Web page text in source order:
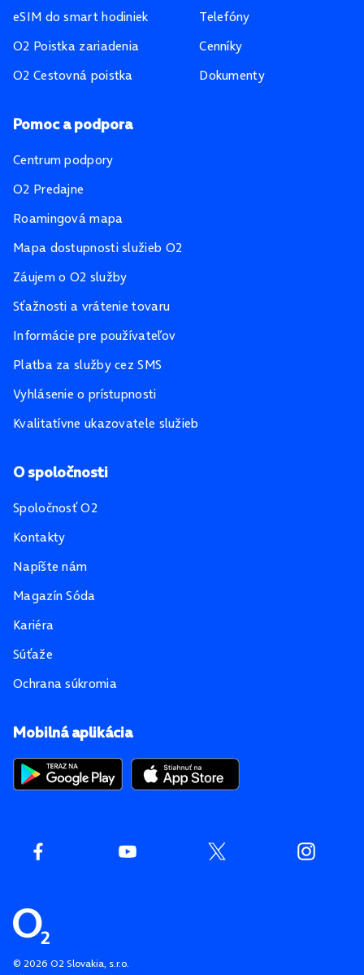
© 2026 O2 Slovakia, s.r.o.
Mobilná aplikácia
eSIM do smart hodiniek
O2 Poistka zariadenia
O2 Cestovná poistka
Telefóny
Cenníky
Dokumenty
Pomoc a podpora
Centrum podpory
O2 Predajne
Roamingová mapa
Mapa dostupnosti služieb O2
Záujem o O2 služby
Sťažnosti a vrátenie tovaru
Informácie pre používateľov
Platba za služby cez SMS
Vyhlásenie o prístupnosti
Kvalitatívne ukazovatele služieb
O spoločnosti
Spoločnosť O2
Kontakty
Napíšte nám
Magazín Sóda
Kariéra
Súťaže
Ochrana súkromia